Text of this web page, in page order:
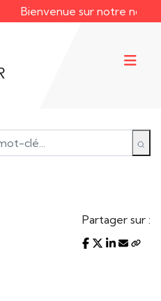
Bienvenue sur notre
Partager sur :